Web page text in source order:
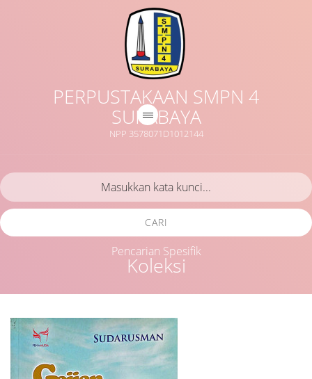
PERPUSTAKAAN SMPN 4
SURABAYA
NPP 3578071D1012144
Koleksi
CARI
Pencarian Spesifik